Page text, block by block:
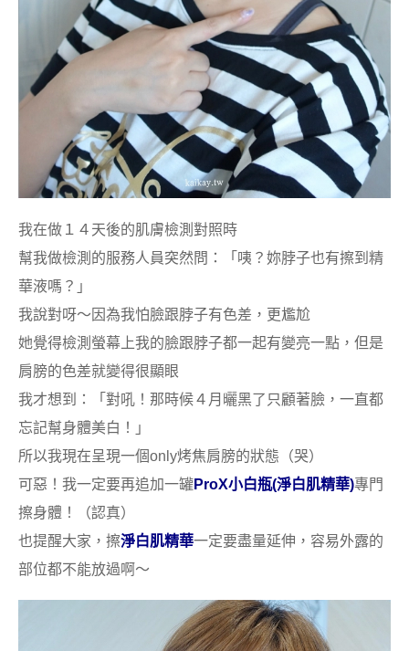
我在做１４天後的肌膚檢測對照時
幫我做檢測的服務人員突然問：「咦？妳脖子也有擦到精
華液嗎？」
我說對呀～因為我怕臉跟脖子有色差，更尷尬
她覺得檢測螢幕上我的臉跟脖子都一起有變亮一點，但是
肩膀的色差就變得很顯眼
我才想到：「對吼！那時候４月曬黑了只顧著臉，一直都
忘記幫身體美白！」
所以我現在呈現一個only烤焦肩膀的狀態（哭）
可惡！我一定要再追加一罐ProX小白瓶(淨白肌精華)專門
擦身體！（認真）
也提醒大家，擦淨白肌精華一定要盡量延伸，容易外露的
部位都不能放過啊～